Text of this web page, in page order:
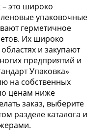
– это широко
упаковочные
герметичное
Их широко
и закупают
предприятий и
Упаковка»
на собственных
ценам ниже
заказ, выберите
разделе каталога и